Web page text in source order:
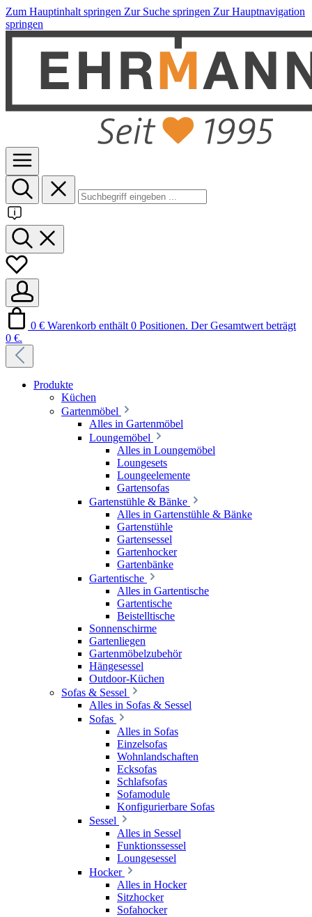
Zum Hauptinhalt springen Zur Suche springen Zur Hauptnavigation
springen
0 € Warenkorb enthält 0 Positionen. Der Gesamtwert beträgt
0 €.
Produkte
Küchen
Gartenmöbel
Alles in Gartenmöbel
Loungemöbel
Alles in Loungemöbel
Loungesets
Loungeelemente
Gartensofas
Gartenstühle & Bänke
Alles in Gartenstühle & Bänke
Gartenstühle
Gartensessel
Gartenhocker
Gartenbänke
Gartentische
Alles in Gartentische
Gartentische
Beistelltische
Sonnenschirme
Gartenliegen
Gartenmöbelzubehör
Hängesessel
Outdoor-Küchen
Sofas & Sessel
Alles in Sofas & Sessel
Sofas
Alles in Sofas
Einzelsofas
Wohnlandschaften
Ecksofas
Schlafsofas
Sofamodule
Konfigurierbare Sofas
Sessel
Alles in Sessel
Funktionssessel
Loungesessel
Hocker
Alles in Hocker
Sitzhocker
Sofahocker